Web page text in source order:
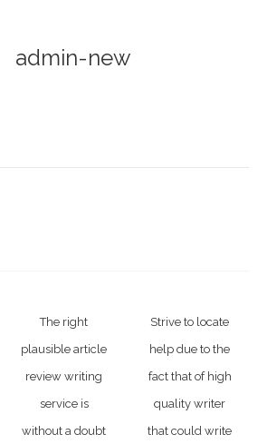
admin-new
The right
plausible article
review writing
service is
without a doubt
Strive to locate
help due to the
fact that of high
quality writer
that could write